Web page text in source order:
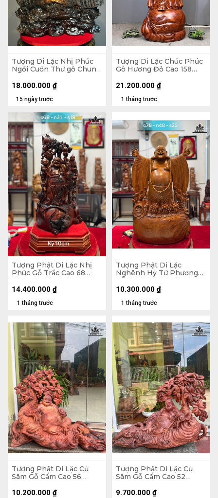
Tượng Di Lặc Nhị Phúc
Ngồi Cuốn Thư gỗ Chun
50 Sâu 22 (cm)
15 ngày trước
18.000.000 ₫
Tượng Di Lặc Chúc Phúc
Gỗ Hương Đỏ Cao 158
1 tháng trước
21.200.000 ₫
Tượng Phật Di Lặc Nhị
Phúc Gỗ Trắc Cao 68
1 tháng trước
14.400.000 ₫
Tượng Phật Di Lặc
Nghênh Hỷ Tứ Phương
Gỗ Ngọc Am Cao 78
Ngang 46 Sâu 23 (cm)
1 tháng trước
10.300.000 ₫
Tượng Phật Di Lặc Củ
Sâm Gỗ Cẩm Cao 56
10.200.000 ₫
Tượng Phật Di Lặc Củ
Sâm Gỗ Cẩm Cao 52
9.700.000 ₫